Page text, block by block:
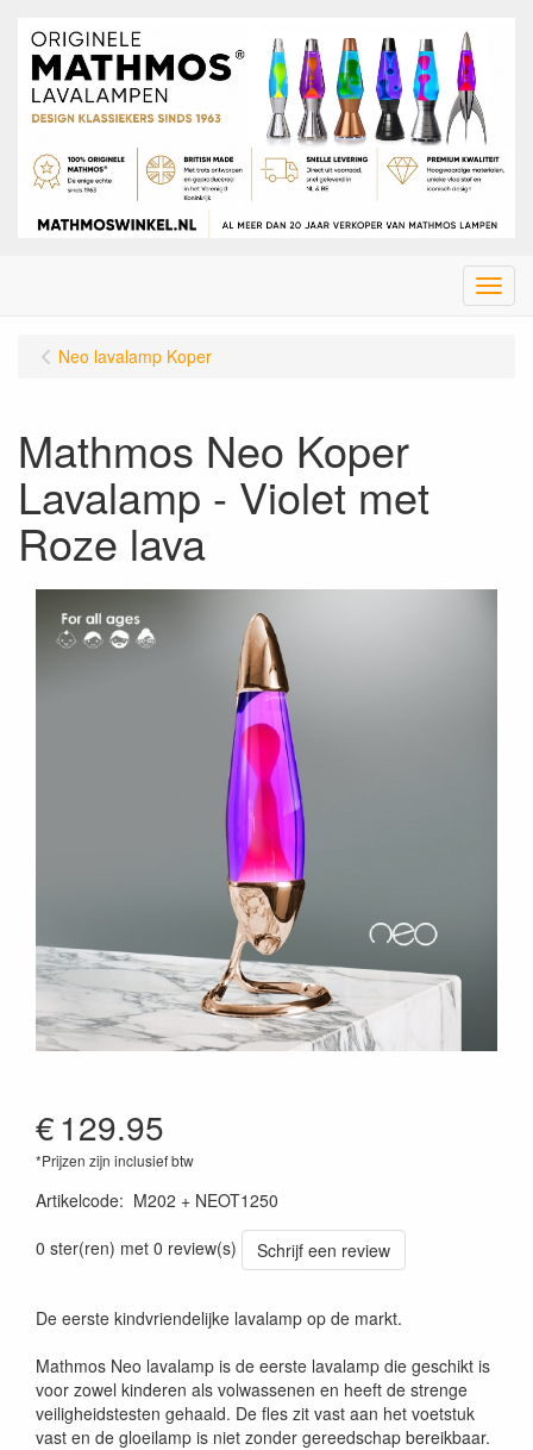
Menu
Neo lavalamp Koper
Mathmos Neo Koper
Lavalamp - Violet met
Roze lava
€129.95
*Prijzen zijn inclusief btw
Artikelcode: M202 + NEOT1250
0 ster(ren) met 0 review(s)
Schrijf een review
De eerste kindvriendelijke lavalamp op de markt.
Mathmos Neo lavalamp is de eerste lavalamp die geschikt is
voor zowel kinderen als volwassenen en heeft de strenge
veiligheidstesten gehaald. De fles zit vast aan het voetstuk
vast en de gloeilamp is niet zonder gereedschap bereikbaar.